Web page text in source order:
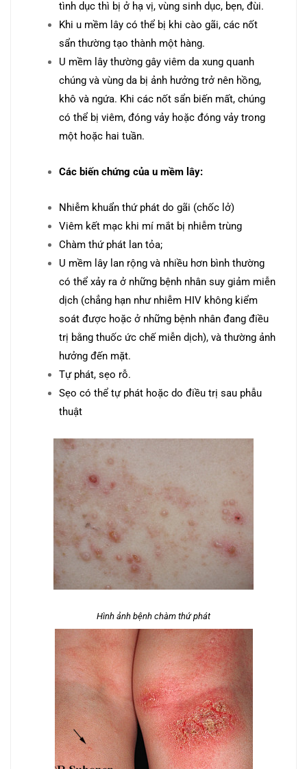
tình dục thì bị ở hạ vị, vùng sinh dục, bẹn, đùi.
Khi u mềm lây có thể bị khi cào gãi, các nốt
sẩn thường tạo thành một hàng.
U mềm lây thường gây viêm da xung quanh
chúng và vùng da bị ảnh hưởng trở nên hồng,
khô và ngứa. Khi các nốt sẩn biến mất, chúng
có thể bị viêm, đóng vảy hoặc đóng vảy trong
một hoặc hai tuần.
Các biến chứng của u mềm lây:
Nhiễm khuẩn thứ phát do gãi (chốc lở)
Viêm kết mạc khi mí mắt bị nhiễm trùng
Chàm thứ phát lan tỏa;
U mềm lây lan rộng và nhiều hơn bình thường
có thể xảy ra ở những bệnh nhân suy giảm miễn
dịch (chẳng hạn như nhiễm HIV không kiểm
soát được hoặc ở những bệnh nhân đang điều
trị bằng thuốc ức chế miễn dịch), và thường ảnh
hưởng đến mặt.
Tự phát, sẹo rỗ.
Sẹo có thể tự phát hoặc do điều trị sau phẫu
thuật
Hình ảnh bệnh chàm thứ phát